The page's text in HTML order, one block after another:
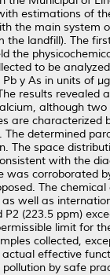
estimations of
the main
the landfill). The
the
to be
y As in units of
results
although
are
determined
space
with the
corroborated
The
well as
P2 (223.5 ppm)
limit for
collected,
effective
by safe